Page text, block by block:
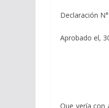
Declaración
Aprobado el,
Que vería con